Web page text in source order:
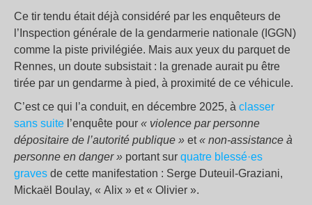
Ce tir tendu était déjà considéré par les enquêteurs de
l’Inspection générale de la gendarmerie nationale (IGGN)
comme la piste privilégiée. Mais aux yeux du parquet de
Rennes, un doute subsistait : la grenade aurait pu être
tirée par un gendarme à pied, à proximité de ce véhicule.
C’est ce qui l’a conduit, en décembre 2025, à classer
sans suite l’enquête pour « violence par personne
dépositaire de l’autorité publique » et« non-assistance à
personne en danger » portant sur quatre blessé·es
graves de cette manifestation : Serge Duteuil-Graziani,
Mickaël Boulay, « Alix » et « Olivier ».